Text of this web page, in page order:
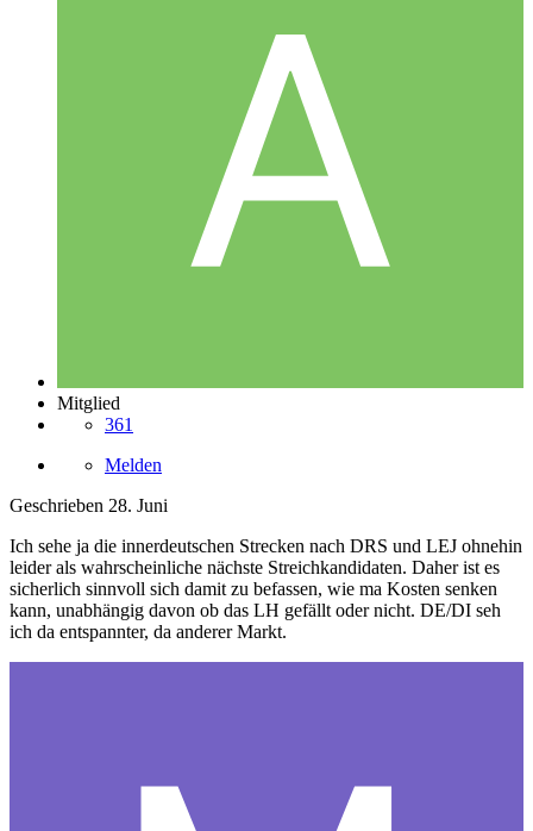
Mitglied
361
Melden
Geschrieben 28. Juni
Ich sehe ja die innerdeutschen Strecken nach DRS und LEJ ohnehin
leider als wahrscheinliche nächste Streichkandidaten. Daher ist es
sicherlich sinnvoll sich damit zu befassen, wie ma Kosten senken
kann, unabhängig davon ob das LH gefällt oder nicht. DE/DI seh
ich da entspannter, da anderer Markt.